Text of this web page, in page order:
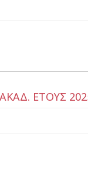
ΕΤΟΥΣ